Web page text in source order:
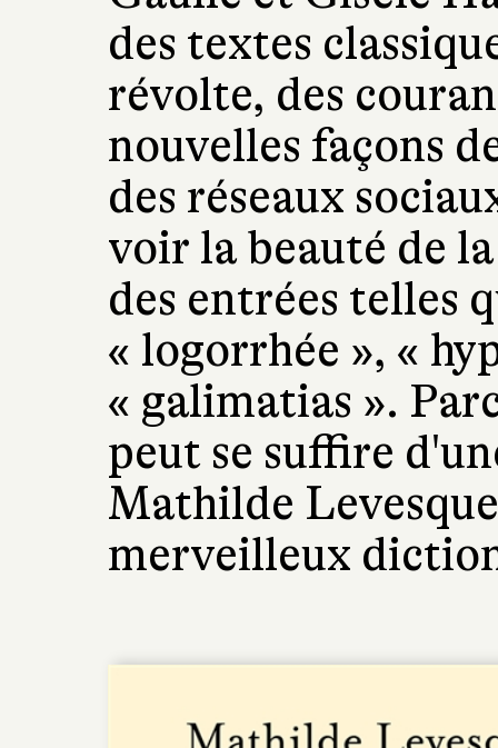
des textes
révolte, des
nouvelles façons
des réseaux
voir la beauté de
des entrées telles
« logorrhée », «
« galimatias ».
peut se suffire
Mathilde
merveilleux